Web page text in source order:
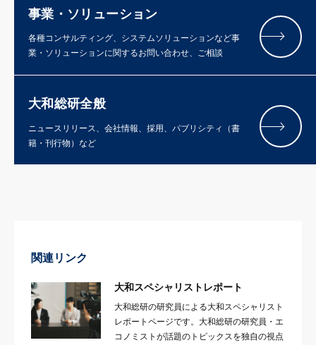
事業・ソリューション
各種コンサルティング、システムソリューションなど事
業・ソリューションに関するお問い合わせ、ご相談
大和総研全般
ニュースリリース、会社情報、採用、パブリシティ（書
籍・刊行物）など
関連リンク
大和スペシャリストレポート
大和総研の研究員による大和スペシャリスト
レポートページです。大和総研の研究員・エ
コノミストが話題のトピックスを独自の視点